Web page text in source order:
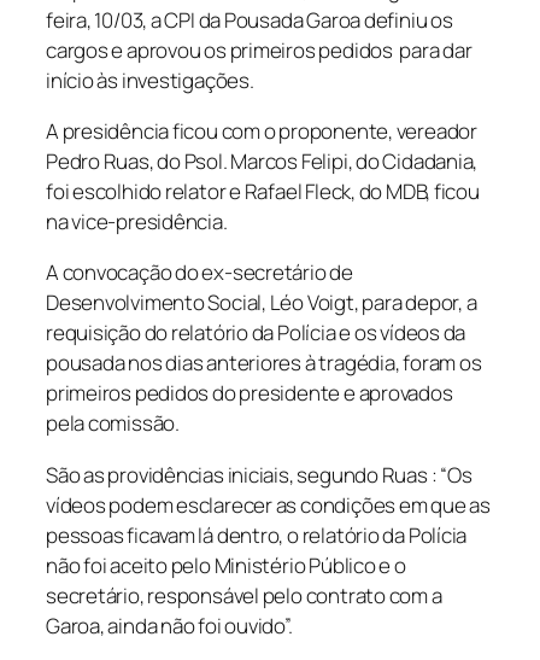
feira, 10/03, a CPI da Pousada Garoa definiu os
cargos e aprovou os primeiros pedidos para dar
início às investigações.
A presidência ficou com o proponente, vereador
Pedro Ruas, do Psol. Marcos Felipi, do Cidadania,
foi escolhido relator e Rafael Fleck, do MDB, ficou
na vice-presidência.
A convocação do ex-secretário de
Desenvolvimento Social, Léo Voigt, para depor, a
requisição do relatório da Polícia e os vídeos da
pousada nos dias anteriores à tragédia, foram os
primeiros pedidos do presidente e aprovados
pela comissão.
São as providências iniciais, segundo Ruas : “Os
vídeos podem esclarecer as condições em que as
pessoas ficavam lá dentro, o relatório da Polícia
não foi aceito pelo Ministério Público e o
secretário, responsável pelo contrato com a
Garoa, ainda não foi ouvido”.